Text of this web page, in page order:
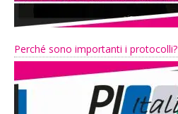
Perché sono importanti i protocolli?